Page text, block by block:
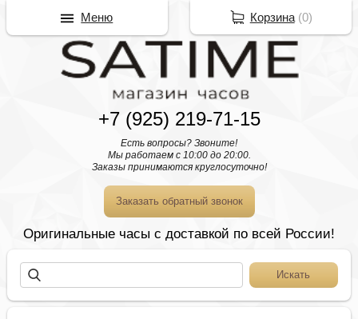
+7 (925) 219-71-15
Есть вопросы? Звоните!
Мы работаем с 10:00 до 20:00.
Заказы принимаются круглосуточно!
Заказать обратный звонок
Оригинальные часы с доставкой по всей России!
Корзина(0)
Меню